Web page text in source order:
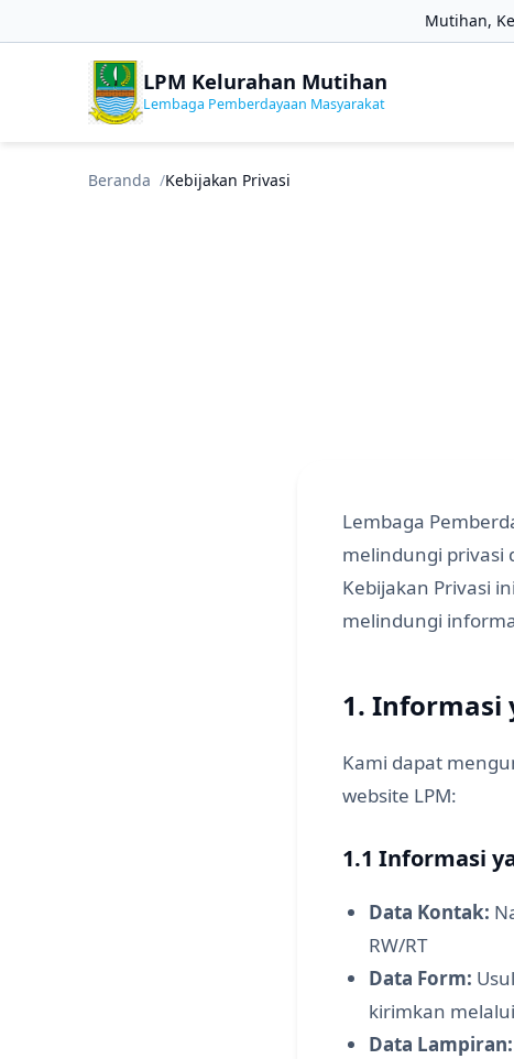
Mutihan,
LPM Kelurahan Mutihan
Lembaga Pemberdayaan Masyarakat
Beranda Kebijakan Privasi
Lembaga
melindungi privasi
Kebijakan Privasi
melindungi
1. Informasi
Kami dapat
website LPM:
1.1 Informasi
Data Kontak:
RW/RT
Data Form:
kirimkan
Data Lampiran: